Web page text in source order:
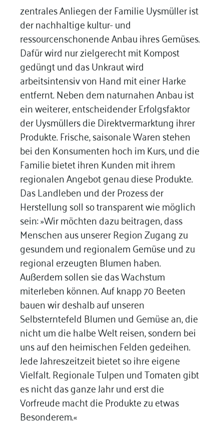
zentrales Anliegen der Familie Uysmüller ist
der nachhaltige kultur- und
ressourcenschonende Anbau ihres Gemüses.
Dafür wird nur zielgerecht mit Kompost
gedüngt und das Unkraut wird
arbeitsintensiv von Hand mit einer Harke
entfernt. Neben dem naturnahen Anbau ist
ein weiterer, entscheidender Erfolgsfaktor
der Uysmüllers die Direktvermarktung ihrer
Produkte. Frische, saisonale Waren stehen
bei den Konsumenten hoch im Kurs, und die
Familie bietet ihren Kunden mit ihrem
regionalen Angebot genau diese Produkte.
Das Landleben und der Prozess der
Herstellung soll so transparent wie möglich
sein: »Wir möchten dazu beitragen, dass
Menschen aus unserer Region Zugang zu
gesundem und regionalem Gemüse und zu
regional erzeugten Blumen haben.
Außerdem sollen sie das Wachstum
miterleben können. Auf knapp 70 Beeten
bauen wir deshalb auf unseren
Selbsterntefeld Blumen und Gemüse an, die
nicht um die halbe Welt reisen, sondern bei
uns auf den heimischen Felden gedeihen.
Jede Jahreszeitzeit bietet so ihre eigene
Vielfalt. Regionale Tulpen und Tomaten gibt
es nicht das ganze Jahr und erst die
Vorfreude macht die Produkte zu etwas
Besonderem.«